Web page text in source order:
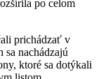
po celom
prichádzať v
sa nachádzajú
ktoré sa dotýkali